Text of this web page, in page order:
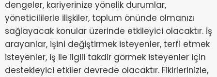
dengeler, kariyerinize yönelik durumlar,
yöneticililerle ilişkiler, toplum önünde olmanızı
sağlayacak konular üzerinde etkileyici olacaktır. İş
arayanlar, işini değiştirmek isteyenler, terfi etmek
isteyenler, iş ile ilgili takdir görmek isteyenler için
destekleyici etkiler devrede olacaktır. Fikirlerinizle,